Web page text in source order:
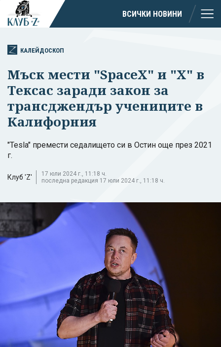
ВСИЧКИ НОВИНИ
КАЛЕЙДОСКОП
Мъск мести "SpaceX" и "X" в
Тексас заради закон за
трансджендър учениците в
Калифорния
"Tesla" премести седалището си в Остин още през 2021
г.
Клуб 'Z'
17 юли 2024 г., 11:18 ч.
последна редакция 17 юли 2024 г., 11:18 ч.